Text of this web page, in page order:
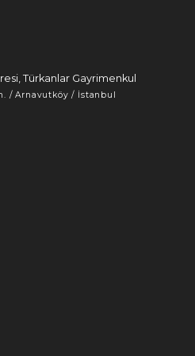
Türkanlar Gayrimenkul
/ Arnavutköy / İstanbul